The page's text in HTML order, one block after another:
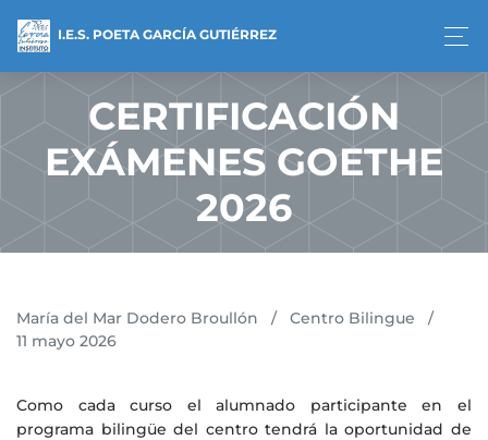
I.E.S. POETA GARCÍA GUTIÉRREZ
CERTIFICACIÓN
EXÁMENES GOETHE
2026
María del Mar Dodero Broullón / Centro Bilingue
/
11 mayo 2026
Como cada curso el alumnado participante en el
programa bilingüe del centro tendrá la oportunidad de